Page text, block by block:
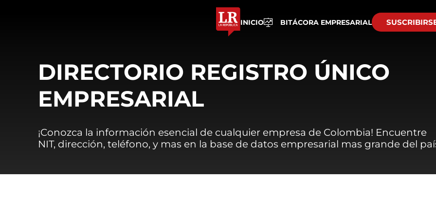
INICIO BITÁCORA EMPRESARIAL
DIRECTORIO REGISTRO ÚNICO
EMPRESARIAL
¡Conozca la información esencial de cualquier empresa de Colombia! Encuentre
NIT, dirección, teléfono, y mas en la base de datos empresarial mas grande del